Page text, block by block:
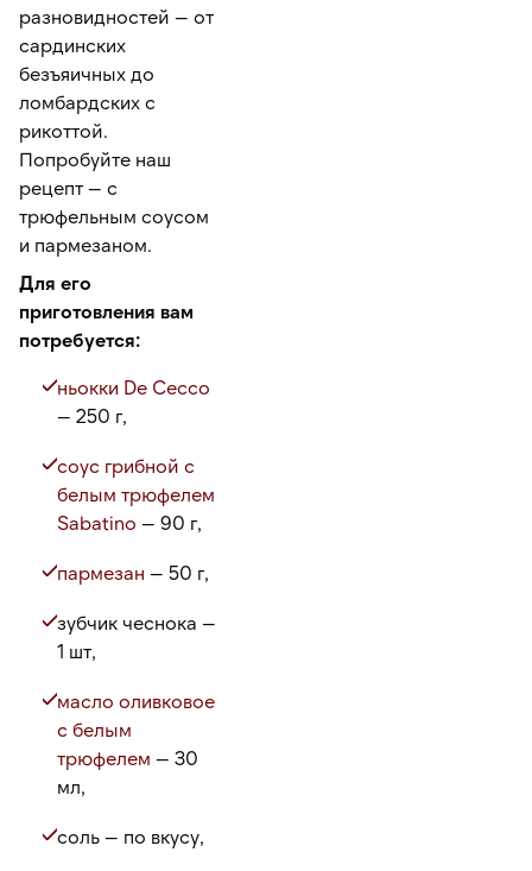
разновидностей — от
сардинских
безъяичных до
ломбардских с
рикоттой.
Попробуйте наш
рецепт — с
трюфельным соусом
и пармезаном.
Для его
приготовления вам
потребуется:
ньокки De Cecco
— 250 г,
соус грибной с
белым трюфелем
Sabatino — 90 г,
пармезан — 50 г,
зубчик чеснока —
1 шт,
масло оливковое
с белым
трюфелем — 30
мл,
соль — по вкусу,